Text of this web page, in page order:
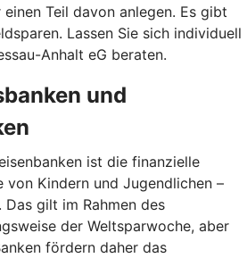
Teil davon anlegen. Es gibt
Lassen Sie sich individuell
Anhalt eG beraten.
und
ist die finanzielle
von Kindern und Jugendlichen –
gilt im Rahmen des
der Weltsparwoche, aber
fördern daher das